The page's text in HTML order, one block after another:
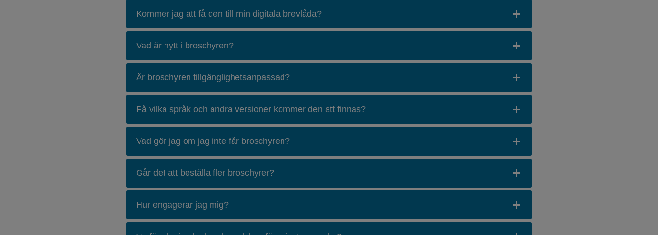
Kommer jag att få den till min digitala brevlåda?
Vad är nytt i broschyren?
Är broschyren tillgänglighetsanpassad?
På vilka språk och andra versioner kommer den att finnas?
Vad gör jag om jag inte får broschyren?
Går det att beställa fler broschyrer?
Hur engagerar jag mig?